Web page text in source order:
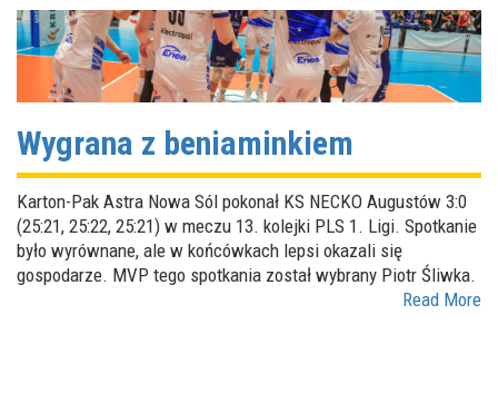
Wygrana z beniaminkiem
Karton-Pak Astra Nowa Sól pokonał KS NECKO Augustów 3:0
(25:21, 25:22, 25:21) w meczu 13. kolejki PLS 1. Ligi. Spotkanie
było wyrównane, ale w końcówkach lepsi okazali się
gospodarze. MVP tego spotkania został wybrany Piotr Śliwka.
Read More